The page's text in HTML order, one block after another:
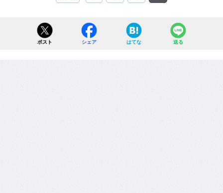
ポスト シェア はてな 送る